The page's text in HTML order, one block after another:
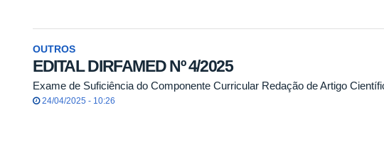
OUTROS
EDITAL DIRFAMED Nº 4/2025
Exame de Suficiência do Componente Curricular Redação de Artigo
24/04/2025 - 10:26